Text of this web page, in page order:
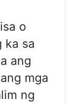
o
ka sa
ang
mga
ng